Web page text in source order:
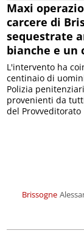
Maxi
carcere di
sequestrate
bianche e un
Brissogne
L'intervento ha
centinaio di
Polizia
provenienti da
del Provveditorato